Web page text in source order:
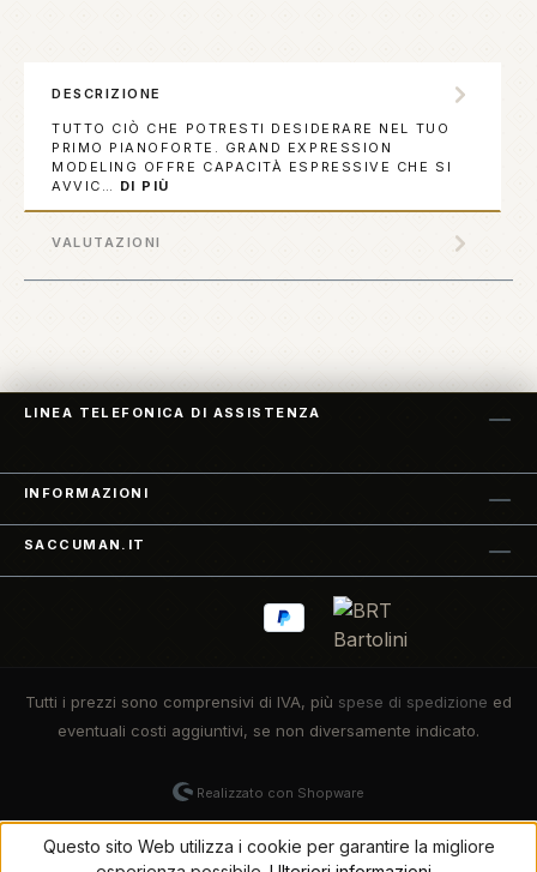
DESCRIZIONE
TUTTO CIÒ CHE POTRESTI DESIDERARE NEL TUO
PRIMO PIANOFORTE. GRAND EXPRESSION
MODELING OFFRE CAPACITÀ ESPRESSIVE CHE SI
AVVIC… DI PIÙ
VALUTAZIONI
LINEA TELEFONICA DI ASSISTENZA
INFORMAZIONI
SACCUMAN.IT
Tutti i prezzi sono comprensivi di IVA, più spese di spedizione ed
eventuali costi aggiuntivi, se non diversamente indicato.
Realizzato con Shopware
Questo sito Web utilizza i cookie per garantire la migliore